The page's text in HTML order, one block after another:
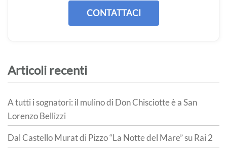
CONTATTACI
Articoli recenti
A tutti i sognatori: il mulino di Don Chisciotte è a San
Lorenzo Bellizzi
Dal Castello Murat di Pizzo “La Notte del Mare” su Rai 2